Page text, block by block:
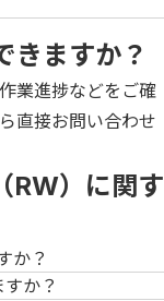
きますか？
業進捗などをご確
直接お問い合わせ
RW）に関す
か？
か？